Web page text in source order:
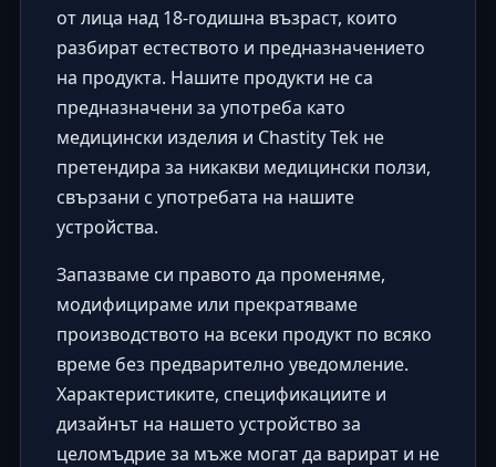
от лица над 18-годишна възраст, които
разбират естеството и предназначението
на продукта. Нашите продукти не са
предназначени за употреба като
медицински изделия и Chastity Tek не
претендира за никакви медицински ползи,
свързани с употребата на нашите
устройства.
Запазваме си правото да променяме,
модифицираме или прекратяваме
производството на всеки продукт по всяко
време без предварително уведомление.
Характеристиките, спецификациите и
дизайнът на нашето устройство за
целомъдрие за мъже могат да варират и не